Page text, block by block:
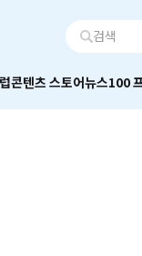
콘텐츠 스토어뉴스100